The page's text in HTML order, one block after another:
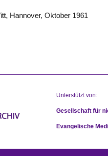
Hannover, Oktober 1961
Unterstützt von:
Gesellschaft für
Evangelische